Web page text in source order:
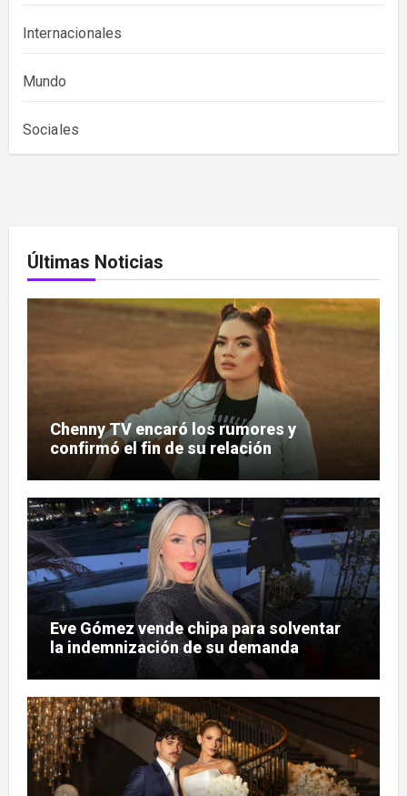
Internacionales
Mundo
Sociales
Últimas Noticias
Chenny TV encaró los rumores y
confirmó el fin de su relación
Eve Gómez vende chipa para solventar
la indemnización de su demanda